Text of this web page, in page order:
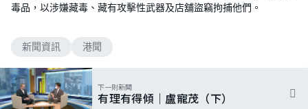
0
毒品，以涉嫌藏毒、藏有攻擊性武器及店舖盜竊拘捕他們。
新聞資訊 港聞
下一則新聞
有理有得傾｜盧寵茂（下）